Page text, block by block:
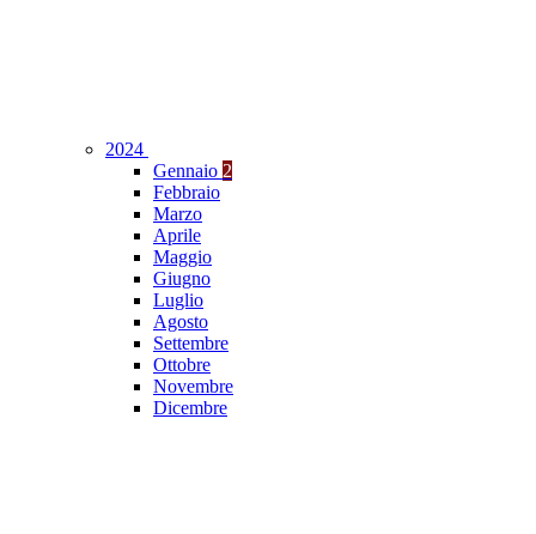
2024
Gennaio 2
Febbraio
Marzo
Aprile
Maggio
Giugno
Luglio
Agosto
Settembre
Ottobre
Novembre
Dicembre